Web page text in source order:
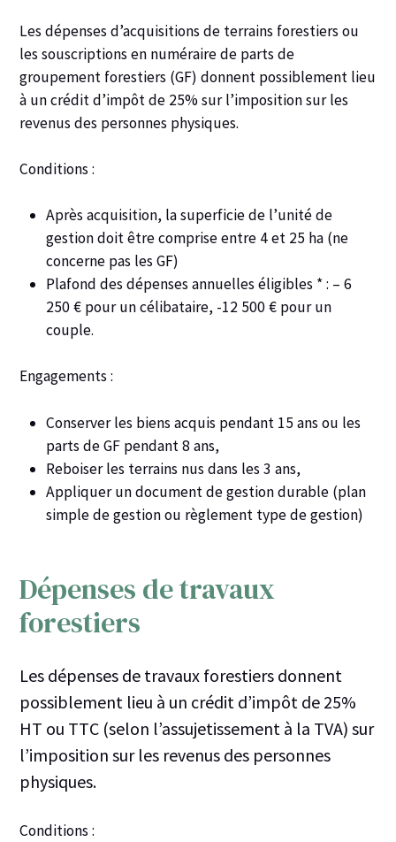
Les dépenses d’acquisitions de terrains forestiers ou
les souscriptions en numéraire de parts de
groupement forestiers (GF) donnent possiblement lieu
à uncrédit d’impôt de 25% sur l’imposition sur les
revenus des personnes physiques.
Conditions :
Après acquisition, la superficie de l’unité de
gestion doit être comprise entre 4 et 25 ha (ne
concerne pas les GF)
Plafond des dépenses annuelles éligibles * : – 6
250 € pour un célibataire, -12 500 € pour un
couple.
Engagements :
Conserver les biens acquis pendant 15 ans ou les
parts de GF pendant 8 ans,
Reboiser les terrains nus dans les 3 ans,
Appliquer un document de gestion durable (plan
simple de gestion ou règlement type de gestion)
Dépenses de travaux
forestiers
Les dépenses de travaux forestiers donnent
possiblement lieu à un crédit d’impôt de 25%
HT ou TTC (selon l’assujetissement à la TVA) sur
l’imposition sur les revenus des personnes
physiques.
Conditions :